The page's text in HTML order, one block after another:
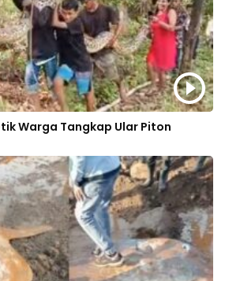
Warga Tangkap Ular Piton